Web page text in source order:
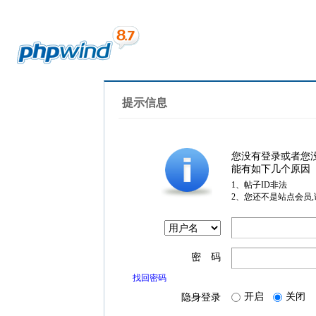
提示信息
您没有登录或者您
能有如下几个原因
1、帖子ID非法
2、您还不是站点会员
密 码
找回密码
隐身登录 开启 关闭